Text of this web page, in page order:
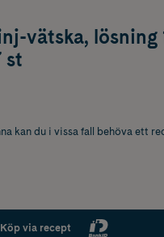
vätska, lösning
st
kan du i vissa fall behöva ett
Köp via recept